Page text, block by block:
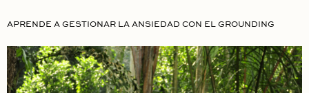
APRENDE A GESTIONAR LA ANSIEDAD CON EL GROUNDING